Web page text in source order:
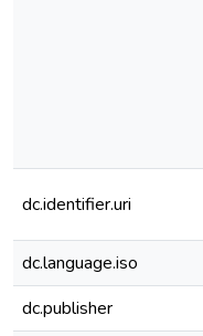
dc.identifier.uri
dc.language.iso
dc.publisher